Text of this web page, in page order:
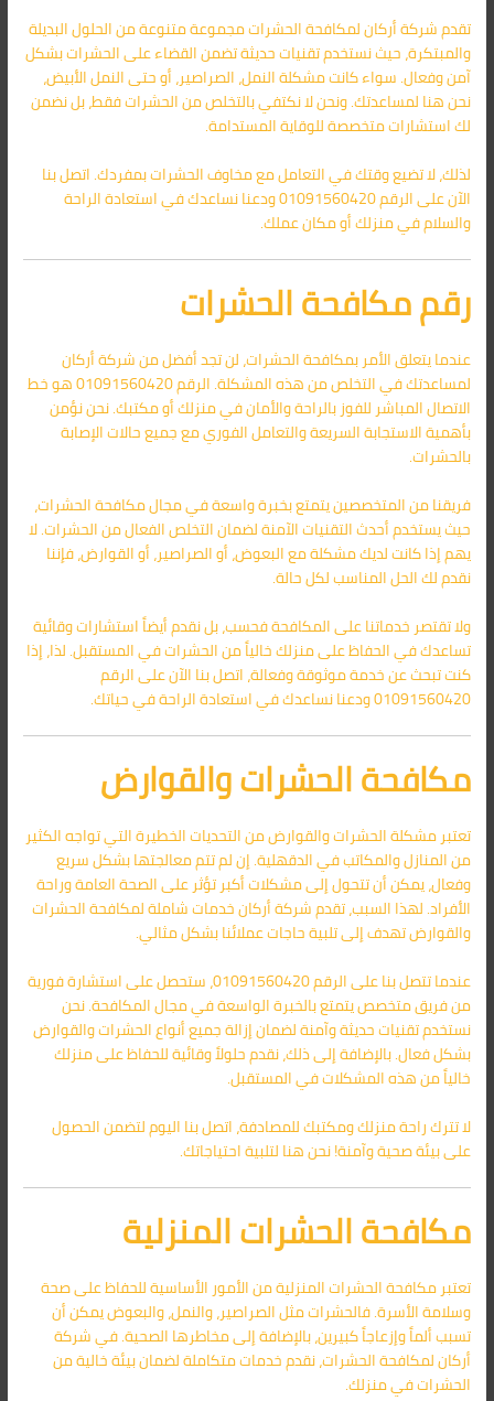
تقدم شركة أركان لمكافحة الحشرات مجموعة متنوعة من الحلول البديلة
والمبتكرة، حيث نستخدم تقنيات حديثة تضمن القضاء على الحشرات بشكل
آمن وفعال. سواء كانت مشكلة النمل، الصراصير، أو حتى النمل الأبيض،
نحن هنا لمساعدتك. ونحن لا نكتفي بالتخلص من الحشرات فقط، بل نضمن
لك استشارات متخصصة للوقاية المستدامة.
لذلك، لا تضيع وقتك في التعامل مع مخاوف الحشرات بمفردك. اتصل بنا
الآن على الرقم 01091560420 ودعنا نساعدك في استعادة الراحة
والسلام في منزلك أو مكان عملك.
رقم مكافحة الحشرات
عندما يتعلق الأمر بمكافحة الحشرات، لن تجد أفضل من شركة أركان
لمساعدتك في التخلص من هذه المشكلة. الرقم 01091560420 هو خط
الاتصال المباشر للفوز بالراحة والأمان في منزلك أو مكتبك. نحن نؤمن
بأهمية الاستجابة السريعة والتعامل الفوري مع جميع حالات الإصابة
بالحشرات.
فريقنا من المتخصصين يتمتع بخبرة واسعة في مجال مكافحة الحشرات،
حيث يستخدم أحدث التقنيات الآمنة لضمان التخلص الفعال من الحشرات. لا
يهم إذا كانت لديك مشكلة مع البعوض، أو الصراصير، أو القوارض، فإننا
نقدم لك الحل المناسب لكل حالة.
ولا تقتصر خدماتنا على المكافحة فحسب، بل نقدم أيضاً استشارات وقائية
تساعدك في الحفاظ على منزلك خالياً من الحشرات في المستقبل. لذا، إذا
كنت تبحث عن خدمة موثوقة وفعالة، اتصل بنا الآن على الرقم
01091560420 ودعنا نساعدك في استعادة الراحة في حياتك.
مكافحة الحشرات والقوارض
تعتبر مشكلة الحشرات والقوارض من التحديات الخطيرة التي تواجه الكثير
من المنازل والمكاتب في الدقهلية. إن لم تتم معالجتها بشكل سريع
وفعال، يمكن أن تتحول إلى مشكلات أكبر تؤثر على الصحة العامة وراحة
الأفراد. لهذا السبب، تقدم شركة أركان خدمات شاملة لمكافحة الحشرات
والقوارض تهدف إلى تلبية حاجات عملائنا بشكل مثالي.
عندما تتصل بنا على الرقم 01091560420، ستحصل على استشارة فورية
من فريق متخصص يتمتع بالخبرة الواسعة في مجال المكافحة. نحن
نستخدم تقنيات حديثة وآمنة لضمان إزالة جميع أنواع الحشرات والقوارض
بشكل فعال. بالإضافة إلى ذلك، نقدم حلولاً وقائية للحفاظ على منزلك
خالياً من هذه المشكلات في المستقبل.
لا تترك راحة منزلك ومكتبك للمصادفة، اتصل بنا اليوم لتضمن الحصول
على بيئة صحية وآمنة! نحن هنا لتلبية احتياجاتك.
مكافحة الحشرات المنزلية
تعتبر مكافحة الحشرات المنزلية من الأمور الأساسية للحفاظ على صحة
وسلامة الأسرة. فالحشرات مثل الصراصير، والنمل، والبعوض يمكن أن
تسبب ألماً وإزعاجاً كبيرين، بالإضافة إلى مخاطرها الصحية. في شركة
أركان لمكافحة الحشرات، نقدم خدمات متكاملة لضمان بيئة خالية من
الحشرات في منزلك.